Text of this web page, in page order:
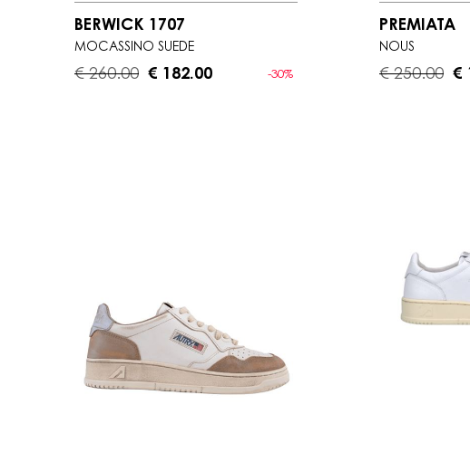
BERWICK 1707
MOCASSINO SUEDE
€ 260.00 -30%
€ 182.00
PREMIATA
NOUS
€ 250.00 €